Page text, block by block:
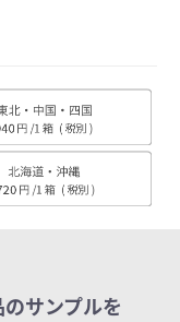
サンプルを